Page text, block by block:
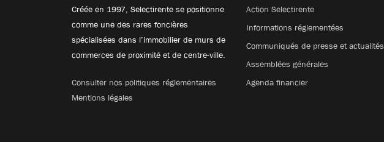
Créée en 1997, Selectirente se positionne
comme une des rares foncières
spécialisées dans l’immobilier de murs de
commerces de proximité et de centre-ville.
Consulter nos politiques réglementaires
Mentions légales
Action Selectirente
Informations réglementées
Communiqués de presse et actualités
Assemblées générales
Agenda financier